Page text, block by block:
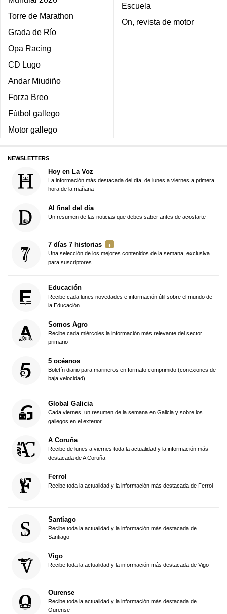
Torre de Marathon
Grada de Río
Opa Racing
CD Lugo
Andar Miudiño
Forza Breo
Fútbol gallego
Motor gallego
Escuela
On, revista de motor
NEWSLETTERS
Hoy en La Voz
La información más destacada del día, de lunes a viernes a primera
hora de la mañana
Al final del día
Un resumen de las noticias que debes saber antes de acostarte
7 días 7 historias
Una selección de los mejores contenidos de la semana, exclusiva
para suscriptores
Educación
Recibe cada lunes novedades e información útil sobre el mundo de
la Educación
Somos Agro
Recibe cada miércoles la información más relevante del sector
primario
5 océanos
Boletín diario para marineros en formato comprimido (conexiones de
baja velocidad)
Global Galicia
Cada viernes, un resumen de la semana en Galicia y sobre los
gallegos en el exterior
A Coruña
Recibe de lunes a viernes toda la actualidad y la información más
destacada de A Coruña
Ferrol
Recibe toda la actualidad y la información más destacada de Ferrol
Santiago
Recibe toda la actualidad y la información más destacada de
Santiago
Vigo
Recibe toda la actualidad y la información más destacada de Vigo
Ourense
Recibe toda la actualidad y la información más destacada de
Ourense